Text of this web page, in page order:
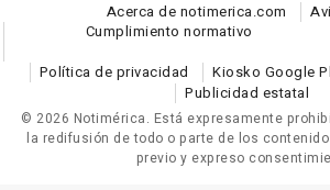
Acerca de notimerica.com
Cumplimiento normativo
Política de privacidad
Kiosko Google
Publicidad estatal
© 2026 Notimérica. Está expresamente
la redifusión de todo o parte de los
previo y expreso